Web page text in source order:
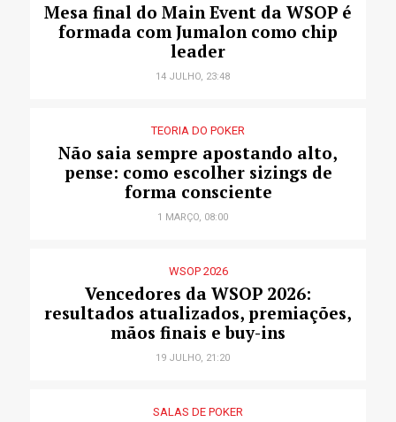
Mesa final do Main Event da WSOP é
formada com Jumalon como chip
leader
14 JULHO, 23:48
TEORIA DO POKER
Não saia sempre apostando alto,
pense: como escolher sizings de
forma consciente
1 MARÇO, 08:00
WSOP 2026
Vencedores da WSOP 2026:
resultados atualizados, premiações,
mãos finais e buy-ins
19 JULHO, 21:20
SALAS DE POKER